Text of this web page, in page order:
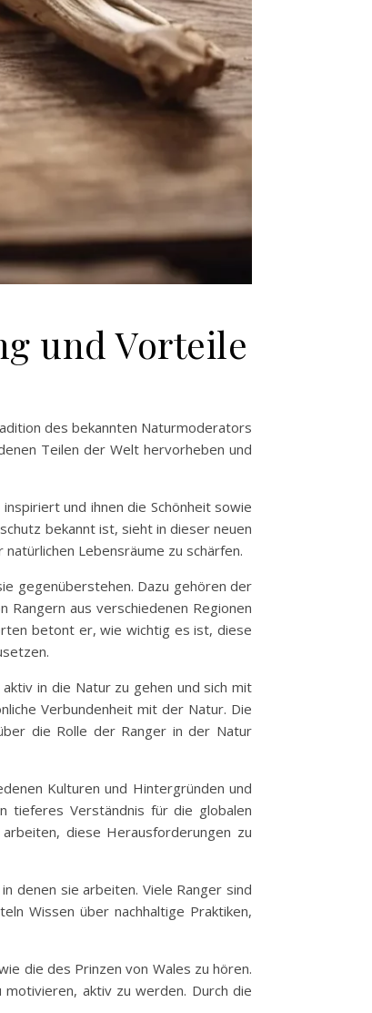
und Vorteile
des bekannten Naturmoderators
Teilen der Welt hervorheben und
und ihnen die Schönheit sowie
bekannt ist, sieht in dieser neuen
Lebensräume zu schärfen.
gegenüberstehen. Dazu gehören der
Rangern aus verschiedenen Regionen
betont er, wie wichtig es ist, diese
in die Natur zu gehen und sich mit
Verbundenheit mit der Natur. Die
die Rolle der Ranger in der Natur
Kulturen und Hintergründen und
tieferes Verständnis für die globalen
diese Herausforderungen zu
denen sie arbeiten. Viele Ranger sind
Wissen über nachhaltige Praktiken,
die des Prinzen von Wales zu hören.
aktiv zu werden. Durch die